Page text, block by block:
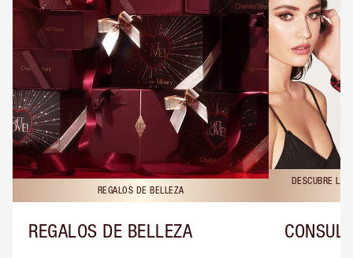
REGALOS DE BELLEZA
REGALOS DE BELLEZA
DESCUBRE